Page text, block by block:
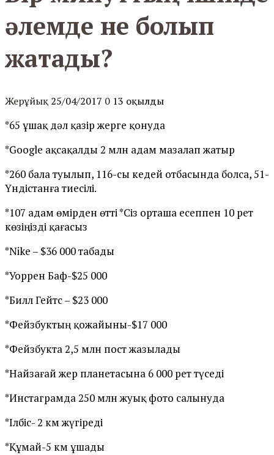
әлемде не болып
жатады?
Жерұйық 25/04/2017 0 13 оқылды
*65 ұшақ дәл қазір жерге қонуда
*Google ақсақалды 2 млн адам мазалап жатыр
*260 бала туылып, 116-сы кедей отбасында болса, 51-
Үндістанға тиесілі.
*107 адам өмірден өтті *Сіз орташа есеппен 10 рет
көзіңізді қағасыз
*Nike – $36 000 табады
*Уоррен Баф-$25 000
*Билл Гейтс – $23 000
*Фейзбуктың қожайыны-$17 000
*Фейзбукта 2,5 млн пост жазылады
*Найзағай жер планетасына 6 000 рет түседі
*Инстаграмда 250 млн жуық фото салынуда
*Ілбіс- 2 км жүгіреді
*Құмай-5 км ұшады